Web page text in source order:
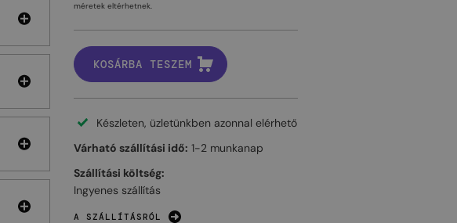
méretek eltérhetnek.
KOSÁRBA TESZEM
Készleten, üzletünkben azonnal elérhető
Várható szállítási idő: 1-2 munkanap
Szállítási költség:
Ingyenes szállítás
A SZÁLLÍTÁSRÓL